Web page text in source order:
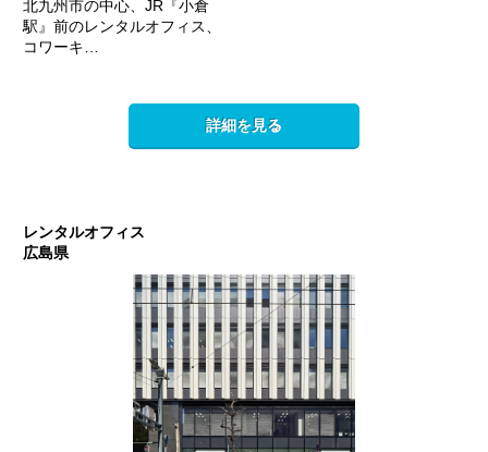
北九州市の中心、JR『小倉
駅』前のレンタルオフィス、
コワーキ…
詳細を見る
レンタルオフィス
広島県